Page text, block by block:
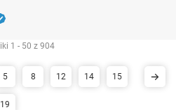
1 - 50 z 904
5 8 12 14 15
19